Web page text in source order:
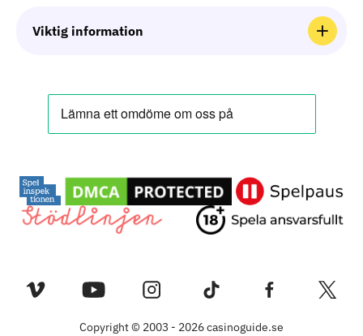
Guider
Virtual Reality Casino
Sajtkarta
Viktig information
Kontakta Oss
Regler Och Villkor
Copyright © 2003 - 2026 casinoguide.se